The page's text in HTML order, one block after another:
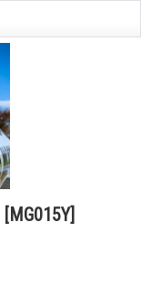
[MG015Y]